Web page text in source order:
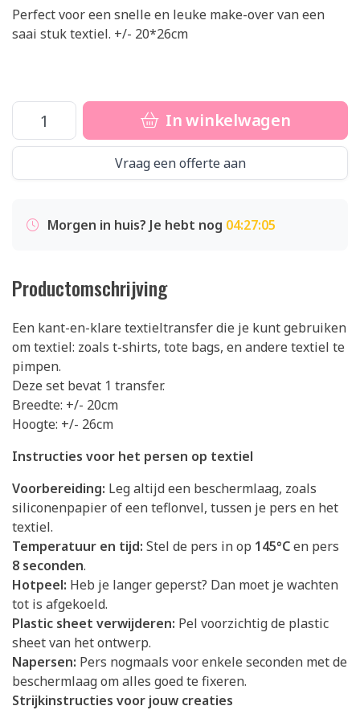
Perfect voor een snelle en leuke make-over van een
saai stuk textiel. +/- 20*26cm
In winkelwagen
Vraag een offerte aan
Morgen in huis? Je hebt nog 04:27:05
Productomschrijving
Een kant-en-klare textieltransfer die je kunt gebruiken
om textiel: zoals t-shirts, tote bags, en andere textiel te
pimpen.
Deze set bevat 1 transfer.
Breedte: +/- 20cm
Hoogte: +/- 26cm
Instructies voor het persen op textiel
Voorbereiding: Leg altijd een beschermlaag, zoals
siliconenpapier of een teflonvel, tussen je pers en het
textiel.
Temperatuur en tijd: Stel de pers in op 145°Cen pers
8 seconden.
Hotpeel: Heb je langer geperst? Dan moet je wachten
tot is afgekoeld.
Plastic sheet verwijderen: Pel voorzichtig de plastic
sheet van het ontwerp.
Napersen: Pers nogmaals voor enkele seconden met de
beschermlaag om alles goed te fixeren.
Strijkinstructies voor jouw creaties